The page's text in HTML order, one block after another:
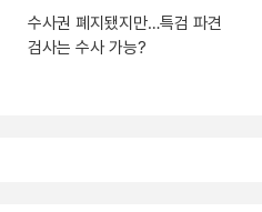
수사권 폐지됐지만…특검 파견
검사는 수사 가능?